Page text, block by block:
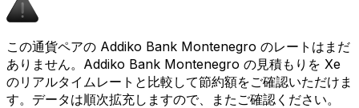
この通貨ペアの Addiko Bank Montenegro のレートはまだ
ありません。Addiko Bank Montenegro の見積もりを Xe
のリアルタイムレートと比較して節約額をご確認いただけま
す。データは順次拡充しますので、またご確認ください。